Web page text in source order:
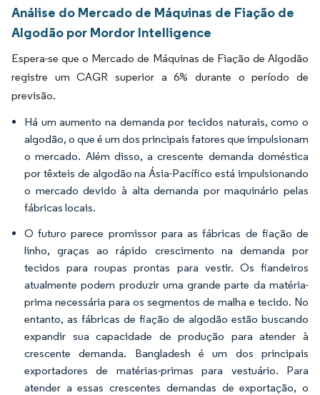
Análise do Mercado de Máquinas de Fiação de
Algodão por Mordor Intelligence
Espera-se que o Mercado de Máquinas de Fiação de Algodão
registre um CAGR superior a 6% durante o período de
previsão.
Há um aumento na demanda por tecidos naturais, como o
algodão, o que é um dos principais fatores que impulsionam
o mercado. Além disso, a crescente demanda doméstica
por têxteis de algodão na Ásia-Pacífico está impulsionando
o mercado devido à alta demanda por maquinário pelas
fábricas locais.
O futuro parece promissor para as fábricas de fiação de
linho, graças ao rápido crescimento na demanda por
tecidos para roupas prontas para vestir. Os fiandeiros
atualmente podem produzir uma grande parte da matéria-
prima necessária para os segmentos de malha e tecido. No
entanto, as fábricas de fiação de algodão estão buscando
expandir sua capacidade de produção para atender à
crescente demanda. Bangladesh é um dos principais
exportadores de matérias-primas para vestuário. Para
atender a essas crescentes demandas de exportação, o